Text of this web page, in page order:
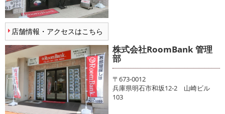
店舗情報・アクセスはこちら
株式会社RoomBank 管理
部
〒673-0012
兵庫県明石市和坂12-2 山崎ビル
103